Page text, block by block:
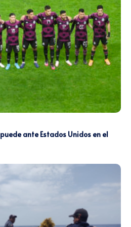
ante Estados Unidos en el